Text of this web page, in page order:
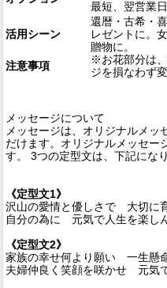
最短、翌営業
活用シーン
還暦・古希・
レゼントに。
贈物に。
注意事項
※お花部分は
ジを損なわず
メッセージについて
メッセージは、オリジナルメッ
だけます。オリジナルメッセー
す。 3つの定型文は、下記になり
《定型文1》
沢山の愛情と優しさで 大切に
自分の為に 元気で人生を楽し
《定型文2》
家族の幸せ何より願い 一生
夫婦仲良く笑顔を咲かせ 元気